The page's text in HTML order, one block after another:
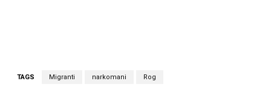
TAGS Migranti narkomani Rog